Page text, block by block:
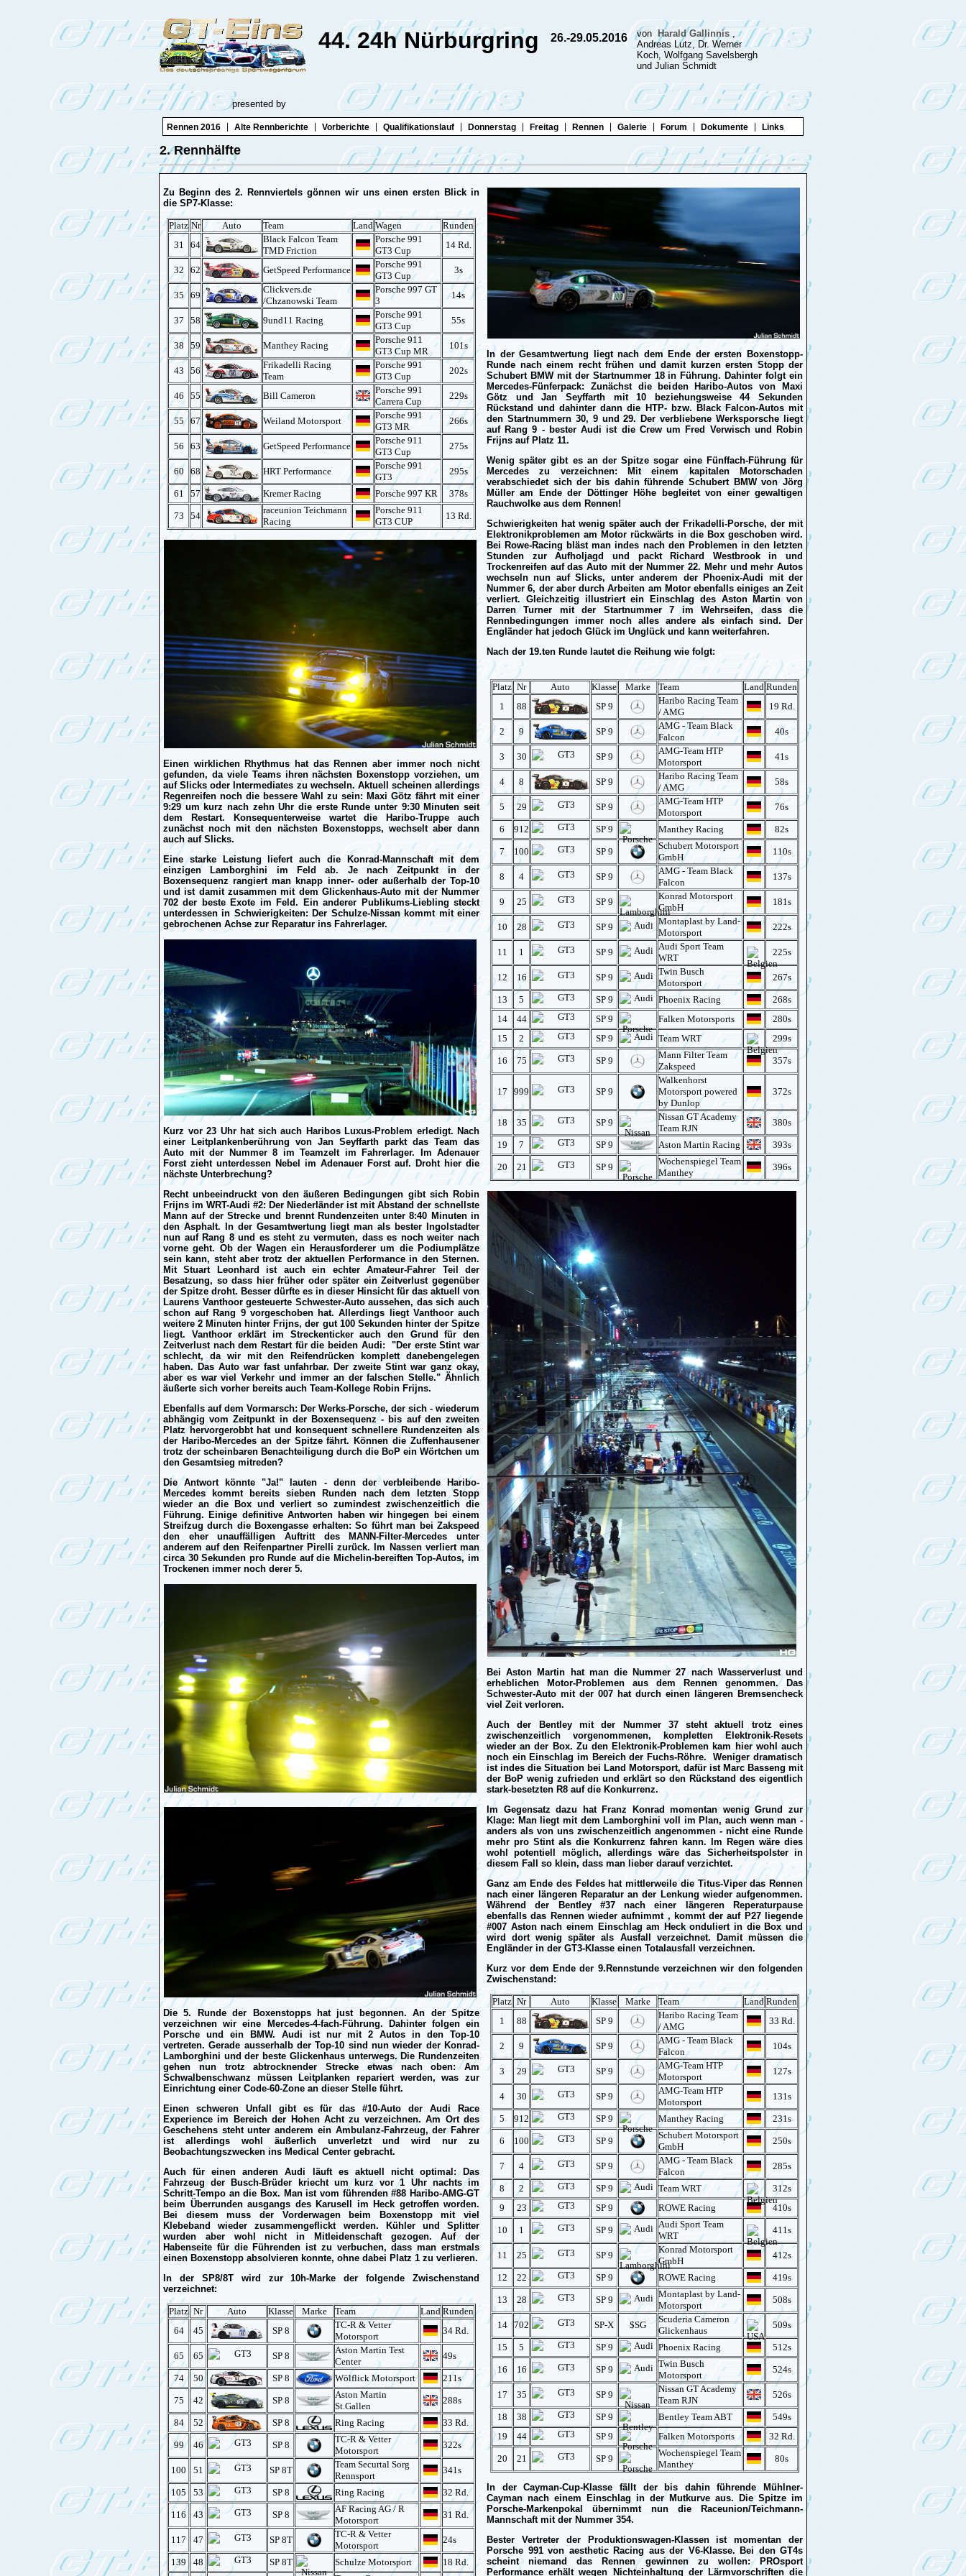
44. 24h Nürburgring 26.-29.05.2016 von Harald Gallinnis ,
Andreas Lutz, Dr. Werner
Koch, Wolfgang Savelsbergh
und Julian Schmidt
presented by
Rennen 2016 Alte Rennberichte Vorberichte Qualifikationslauf Donnerstag Freitag Rennen Galerie Forum Dokumente Links
2. Rennhälfte
Zu Beginn des 2. Rennviertels gönnen wir uns einen ersten Blick in
die SP7-Klasse:
Platz Nr Auto Team Land Wagen
Runden
31
64
Black Falcon Team
TMD Friction
Porsche 991
GT3 Cup
14 Rd.
32 62 GetSpeed Performance
Porsche 991
GT3 Cup
3s
35 69
Clickvers.de
/Chzanowski Team
Porsche 997 GT
3
14s
37 58 9und11 Racing
Porsche 991
GT3 Cup
55s
38 59 Manthey Racing
Porsche 911
GT3 Cup MR
101s
43 56
Frikadelli Racing
Team
Porsche 991
GT3 Cup
202s
46 55 Bill Cameron
Porsche 991
Carrera Cup
229s
55 67 Weiland Motorsport
Porsche 991
GT3 MR
266s
56 63 GetSpeed Performance
Porsche 911
GT3 Cup
275s
60 68 HRT Performance
Porsche 991
GT3
295s
61 57 Kremer Racing Porsche 997 KR 378s
73 54
raceunion Teichmann
Racing
Porsche 911
GT3 CUP
13 Rd.
Einen wirklichen Rhythmus hat das Rennen aber immer noch nicht
gefunden, da viele Teams ihren nächsten Boxenstopp vorziehen, um
auf Slicks oder Intermediates zu wechseln. Aktuell scheinen allerdings
Regenreifen noch die bessere Wahl zu sein: Maxi Götz fährt mit einer
9:29 um kurz nach zehn Uhr die erste Runde unter 9:30 Minuten seit
dem Restart. Konsequenterweise wartet die Haribo-Truppe auch
zunächst noch mit den nächsten Boxenstopps, wechselt aber dann
auch auf Slicks.
Eine starke Leistung liefert auch die Konrad-Mannschaft mit dem
einzigen Lamborghini im Feld ab. Je nach Zeitpunkt in der
Boxensequenz rangiert man knapp inner- oder außerhalb der Top-10
und ist damit zusammen mit dem Glickenhaus-Auto mit der Nummer
702 der beste Exote im Feld. Ein anderer Publikums-Liebling steckt
unterdessen in Schwierigkeiten: Der Schulze-Nissan kommt mit einer
gebrochenen Achse zur Reparatur ins Fahrerlager.
Kurz vor 23 Uhr hat sich auch Haribos Luxus-Problem erledigt. Nach
einer Leitplankenberührung von Jan Seyffarth parkt das Team das
Auto mit der Nummer 8 im Teamzelt im Fahrerlager. Im Adenauer
Forst zieht unterdessen Nebel im Adenauer Forst auf. Droht hier die
nächste Unterbrechung?
Recht unbeeindruckt von den äußeren Bedingungen gibt sich Robin
Frijns im WRT-Audi #2: Der Niederländer ist mit Abstand der schnellste
Mann auf der Strecke und brennt Rundenzeiten unter 8:40 Minuten in
den Asphalt. In der Gesamtwertung liegt man als bester Ingolstadter
nun auf Rang 8 und es steht zu vermuten, dass es noch weiter nach
vorne geht. Ob der Wagen ein Herausforderer um die Podiumplätze
sein kann, steht aber trotz der aktuellen Performance in den Sternen.
Mit Stuart Leonhard ist auch ein echter Amateur-Fahrer Teil der
Besatzung, so dass hier früher oder später ein Zeitverlust gegenüber
der Spitze droht. Besser dürfte es in dieser Hinsicht für das aktuell von
Laurens Vanthoor gesteuerte Schwester-Auto aussehen, das sich auch
schon auf Rang 9 vorgeschoben hat. Allerdings liegt Vanthoor auch
weitere 2 Minuten hinter Frijns, der gut 100 Sekunden hinter der Spitze
liegt. Vanthoor erklärt im Streckenticker auch den Grund für den
Zeitverlust nach dem Restart für die beiden Audi: "Der erste Stint war
schlecht, da wir mit den Reifendrücken komplett danebengelegen
haben. Das Auto war fast unfahrbar. Der zweite Stint war ganz okay,
aber es war viel Verkehr und immer an der falschen Stelle." Ähnlich
äußerte sich vorher bereits auch Team-Kollege Robin Frijns.
Ebenfalls auf dem Vormarsch: Der Werks-Porsche, der sich - wiederum
abhängig vom Zeitpunkt in der Boxensequenz - bis auf den zweiten
Platz hervorgerobbt hat und konsequent schnellere Rundenzeiten als
der Haribo-Mercedes an der Spitze fährt. Können die Zuffenhausener
trotz der scheinbaren Benachteiligung durch die BoP ein Wörtchen um
den Gesamtsieg mitreden?
Die Antwort könnte "Ja!" lauten - denn der verbleibende Haribo-
Mercedes kommt bereits sieben Runden nach dem letzten Stopp
wieder an die Box und verliert so zumindest zwischenzeitlich die
Führung. Einige definitive Antworten haben wir hingegen bei einem
Streifzug durch die Boxengasse erhalten: So führt man bei Zakspeed
den eher unauffälligen Auftritt des MANN-Filter-Mercedes unter
anderem auf den Reifenpartner Pirelli zurück. Im Nassen verliert man
circa 30 Sekunden pro Runde auf die Michelin-bereiften Top-Autos, im
Trockenen immer noch derer 5.
Die 5. Runde der Boxenstopps hat just begonnen. An der Spitze
verzeichnen wir eine Mercedes-4-fach-Führung. Dahinter folgen ein
Porsche und ein BMW. Audi ist nur mit 2 Autos in den Top-10
vertreten. Gerade ausserhalb der Top-10 sind nun wieder der Konrad-
Lamborghini und der beste Glickenhaus unterwegs. Die Rundenzeiten
gehen nun trotz abtrocknender Strecke etwas nach oben: Am
Schwalbenschwanz müssen Leitplanken repariert werden, was zur
Einrichtung einer Code-60-Zone an dieser Stelle führt.
Einen schweren Unfall gibt es für das #10-Auto der Audi Race
Experience im Bereich der Hohen Acht zu verzeichnen. Am Ort des
Geschehens steht unter anderem ein Ambulanz-Fahrzeug, der Fahrer
ist allerdings wohl äußerlich unverletzt und wird nur zu
Beobachtungszwecken ins Medical Center gebracht.
Auch für einen anderen Audi läuft es aktuell nicht optimal: Das
Fahrzeug der Busch-Brüder kriecht um kurz vor 1 Uhr nachts im
Schritt-Tempo an die Box. Man ist vom führenden #88 Haribo-AMG-GT
beim Überrunden ausgangs des Karusell im Heck getroffen worden.
Bei diesem muss der Vorderwagen beim Boxenstopp mit viel
Klebeband wieder zusammengeflickt werden. Kühler und Splitter
wurden aber wohl nicht in Mitleidenschaft gezogen. Auf der
Habenseite für die Führenden ist zu verbuchen, dass man erstmals
einen Boxenstopp absolvieren konnte, ohne dabei Platz 1 zu verlieren.
In der SP8/8T wird zur 10h-Marke der folgende Zwischenstand
verzeichnet:
Platz Nr Auto Klasse Marke Team Land Runden
64
45 SP 8
TC-R & Vetter
Motorsport
34 Rd.
65 65 SP 8
Aston Martin Test
Center
49s
74 50 SP 8 Wölflick Motorsport 211s
75 42 SP 8
Aston Martin
St.Gallen
288s
84 52 SP 8 Ring Racing 33 Rd.
99 46 SP 8
TC-R & Vetter
Motorsport
322s
100 51 SP 8T
Team Securtal Sorg
Rennsport
341s
105 53 SP 8 Ring Racing 32 Rd.
116 43 SP 8
AF Racing AG / R
Motorsport
31 Rd.
117 47 SP 8T
TC-R & Vetter
Motorsport
24s
139 48 SP 8T Schulze Motorsport
18 Rd.
In der Gesamtwertung liegt nach dem Ende der ersten Boxenstopp-
Runde nach einem recht frühen und damit kurzen ersten Stopp der
Schubert BMW mit der Startnummer 18 in Führung. Dahinter folgt ein
Mercedes-Fünferpack: Zunächst die beiden Haribo-Autos von Maxi
Götz und Jan Seyffarth mit 10 beziehungsweise 44 Sekunden
Rückstand und dahinter dann die HTP- bzw. Black Falcon-Autos mit
den Startnummern 30, 9 und 29. Der verbliebene Werksporsche liegt
auf Rang 9 - bester Audi ist die Crew um Fred Verwisch und Robin
Frijns auf Platz 11.
Wenig später gibt es an der Spitze sogar eine Fünffach-Führung für
Mercedes zu verzeichnen: Mit einem kapitalen Motorschaden
verabschiedet sich der bis dahin führende Schubert BMW von Jörg
Müller am Ende der Döttinger Höhe begleitet von einer gewaltigen
Rauchwolke aus dem Rennen!
Schwierigkeiten hat wenig später auch der Frikadelli-Porsche, der mit
Elektronikproblemen am Motor rückwärts in die Box geschoben wird.
Bei Rowe-Racing bläst man indes nach den Problemen in den letzten
Stunden zur Aufholjagd und packt Richard Westbrook in und
Trockenreifen auf das Auto mit der Nummer 22. Mehr und mehr Autos
wechseln nun auf Slicks, unter anderem der Phoenix-Audi mit der
Nummer 6, der aber durch Arbeiten am Motor ebenfalls einiges an Zeit
verliert. Gleichzeitig illustriert ein Einschlag des Aston Martin von
Darren Turner mit der Startnummer 7 im Wehrseifen, dass die
Rennbedingungen immer noch alles andere als einfach sind. Der
Engländer hat jedoch Glück im Unglück und kann weiterfahren.
Nach der 19.ten Runde lautet die Reihung wie folgt:
Platz Nr Auto Klasse Marke Team Land Runden
1
88 SP 9
Haribo Racing Team
/ AMG
19 Rd.
2 9 SP 9
AMG - Team Black
Falcon
40s
3 30 SP 9
AMG-Team HTP
Motorsport
41s
4 8 SP 9
Haribo Racing Team
/ AMG
58s
5 29 SP 9
AMG-Team HTP
Motorsport
76s
6 912 SP 9 Manthey Racing 82s
7 100 SP 9
Schubert Motorsport
GmbH
110s
8 4 SP 9
AMG - Team Black
Falcon
137s
9 25 SP 9
Konrad Motorsport
GmbH
181s
10 28 SP 9
Montaplast by Land-
Motorsport
222s
11 1 SP 9
Audi Sport Team
WRT
225s
12 16 SP 9
Twin Busch
Motorsport
267s
13 5 SP 9 Phoenix Racing
268s
14
44 SP 9 Falken Motorsports
280s
15
2 SP 9 Team WRT 299s
16 75 SP 9
Mann Filter Team
Zakspeed
357s
17 999 SP 9
Walkenhorst
Motorsport powered
by Dunlop
372s
18 35 SP 9
Nissan GT Academy
Team RJN
380s
19 7 SP 9 Aston Martin Racing 393s
20 21 SP 9
Wochenspiegel Team
Manthey
396s
Bei Aston Martin hat man die Nummer 27 nach Wasserverlust und
erheblichen Motor-Problemen aus dem Rennen genommen. Das
Schwester-Auto mit der 007 hat durch einen längeren Bremsencheck
viel Zeit verloren.
Auch der Bentley mit der Nummer 37 steht aktuell trotz eines
zwischenzeitlich vorgenommenen, kompletten Elektronik-Resets
wieder an der Box. Zu den Elektronik-Problemen kam hier wohl auch
noch ein Einschlag im Bereich der Fuchs-Röhre. Weniger dramatisch
ist indes die Situation bei Land Motorsport, dafür ist Marc Basseng mit
der BoP wenig zufrieden und erklärt so den Rückstand des eigentlich
stark-besetzten R8 auf die Konkurrenz.
Im Gegensatz dazu hat Franz Konrad momentan wenig Grund zur
Klage: Man liegt mit dem Lamborghini voll im Plan, auch wenn man -
anders als von uns zwischenzeitlich angenommen - nicht eine Runde
mehr pro Stint als die Konkurrenz fahren kann. Im Regen wäre dies
wohl potentiell möglich, allerdings wäre das Sicherheitspolster in
diesem Fall so klein, dass man lieber darauf verzichtet.
Ganz am Ende des Feldes hat mittlerweile die Titus-Viper das Rennen
nach einer längeren Reparatur an der Lenkung wieder aufgenommen.
Während der Bentley #37 nach einer längeren Reperaturpause
ebenfalls das Rennen wieder aufnimmt , kommt der auf P27 liegende
#007 Aston nach einem Einschlag am Heck onduliert in die Box und
wird dort wenig später als Ausfall verzeichnet. Damit müssen die
Engländer in der GT3-Klasse einen Totalausfall verzeichnen.
Kurz vor dem Ende der 9.Rennstunde verzeichnen wir den folgenden
Zwischenstand:
Platz Nr Auto Klasse Marke Team Land Runden
1
88 SP 9
Haribo Racing Team
/ AMG
33 Rd.
2 9 SP 9
AMG - Team Black
Falcon
104s
3 29 SP 9
AMG-Team HTP
Motorsport
127s
4 30 SP 9
AMG-Team HTP
Motorsport
131s
5 912 SP 9 Manthey Racing 231s
6 100 SP 9
Schubert Motorsport
GmbH
250s
7 4 SP 9
AMG - Team Black
Falcon
285s
8 2 SP 9 Team WRT
312s
9
23 SP 9 ROWE Racing 410s
10 1 SP 9
Audi Sport Team
WRT
411s
11 25 SP 9
Konrad Motorsport
GmbH
412s
12 22 SP 9 ROWE Racing 419s
13 28 SP 9
Montaplast by Land-
Motorsport
508s
14 702 SP-X $SG
Scuderia Cameron
Glickenhaus
509s
15 5 SP 9 Phoenix Racing 512s
16 16 SP 9
Twin Busch
Motorsport
524s
17 35 SP 9
Nissan GT Academy
Team RJN
526s
18 38 SP 9 Bentley Team ABT
549s
19
44 SP 9 Falken Motorsports 32 Rd.
20 21 SP 9
Wochenspiegel Team
Manthey
80s
In der Cayman-Cup-Klasse fällt der bis dahin führende Mühlner-
Cayman nach einem Einschlag in der Mutkurve aus. Die Spitze im
Porsche-Markenpokal übernimmt nun die Raceunion/Teichmann-
Mannschaft mit der Nummer 354.
Bester Vertreter der Produktionswagen-Klassen ist momentan der
Porsche 991 von aesthetic Racing aus der V6-Klasse. Bei den GT4s
scheint niemand das Rennen gewinnen zu wollen: PROsport
Performance erhält wegen Nichteinhaltung der Lärmvorschriften die